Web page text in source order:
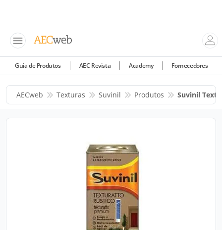
Guia de Produtos AEC Revista Academy Fornecedores
AECweb Texturas Suvinil Produtos Suvinil